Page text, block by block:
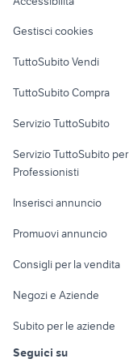
Informatica
Console e
Fotografia
Telefonia
Gestisci cookies
TuttoSubito Vendi
TuttoSubito Compra
Servizio TuttoSubito
Servizio TuttoSubito per
Professionisti
Inserisci annuncio
Promuovi annuncio
Consigli per la vendita
Negozi e Aziende
Subito per le aziende
Seguici su